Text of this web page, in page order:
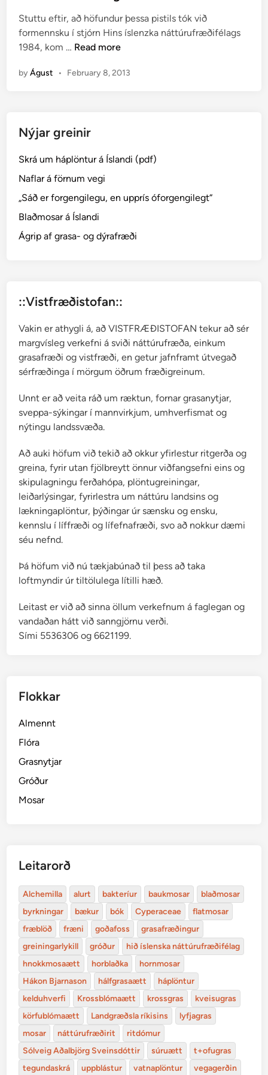
Á
d
i
n
Stuttu eftir, að höfundur þessa pistils tók við
formennsku í stjórn Hins íslenzka náttúrufræðifélags
1984, kom … F
ó
e
g
m
n
d
H
s
e
n
s
k
a
á
t
ú
r
u
f
r
i
f
l
a
g
Read more
byÁgust • February 8, 2013
Nýjar greinir
Skrá um háplöntur á Íslandi (pdf)
Naflar á förnum vegi
„Sáð er forgengilegu, en upprís óforgengilegt“
Blaðmosar á Íslandi
Ágrip af grasa- og dýrafræði
::Vistfræðistofan::
Vakin er athygli á, að VISTFRÆÐISTOFAN tekur að sér
margvísleg verkefni á sviði náttúrufræða, einkum
grasafræði og vistfræði, en getur jafnframt útvegað
sérfræðinga í mörgum öðrum fræðigreinum.
Unnt er að veita ráð um ræktun, fornar grasanytjar,
sveppa-sýkingar í mannvirkjum, umhverfismat og
nýtingu landssvæða.
Að auki höfum við tekið að okkur yfirlestur ritgerða og
greina, fyrir utan fjölbreytt önnur viðfangsefni eins og
skipulagningu ferðahópa, plöntugreiningar,
leiðarlýsingar, fyrirlestra um náttúru landsins og
lækningaplöntur, þýðingar úr sænsku og ensku,
kennslu í líffræði og lífefnafræði, svo að nokkur dæmi
séu nefnd.
Þá höfum við nú tækjabúnað til þess að taka
loftmyndir úr tiltölulega lítilli hæð.
Leitast er við að sinna öllum verkefnum á faglegan og
vandaðan hátt við sanngjörnu verði.
Sími 5536306 og 6621199.
Flokkar
Almennt
Flóra
Grasnytjar
Gróður
Mosar
Leitarorð
Alchemilla alurt bakteríur baukmosar
blaðmosar
byrkningar
bækur bók Cyperaceae
flatmosar
fræblöð
fræni goðafoss
grasafræðingur
greiningarlykill
gróður
hið íslenska náttúrufræðifélag
hnokkmosaætt
horblaðka
hornmosar
Hákon Bjarnason
hálfgrasaætt
háplöntur
kelduhverfi
Krossblómaætt krossgras
kveisugras
körfublómaætt
Landgræðsla ríkisins
lyfjagras
mosar
náttúrufræðirit
ritdómur
Sólveig Aðalbjörg Sveinsdóttir
súruætt
t+ofugras
tegundaskrá
uppblástur vatnaplöntur vegagerðin